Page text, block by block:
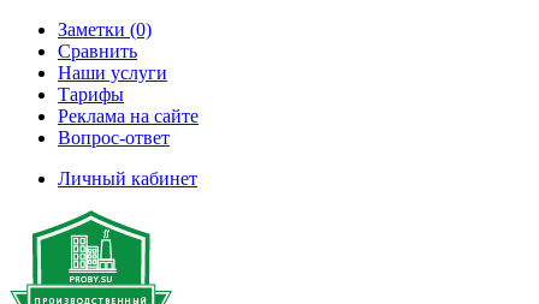
Заметки (0)
Сравнить
Наши услуги
Тарифы
Реклама на сайте
Вопрос-ответ
Личный кабинет